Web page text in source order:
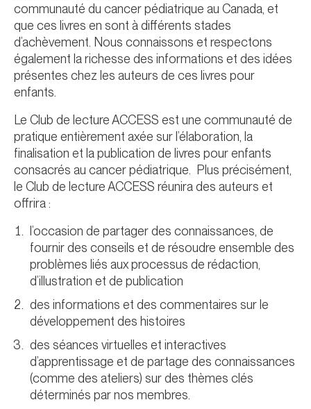
communauté du cancer pédiatrique au Canada, et
que ces livres en sont à différents stades
d’achèvement. Nous connaissons et respectons
également la richesse des informations et des idées
présentes chez les auteurs de ces livres pour
enfants.
Le Club de lecture ACCESS est une communauté de
pratique entièrement axée sur l’élaboration, la
finalisation et la publication de livres pour enfants
consacrés au cancer pédiatrique. Plus précisément,
le Club de lecture ACCESS réunira des auteurs et
offrira :
l’occasion de partager des connaissances, de
fournir des conseils et de résoudre ensemble des
problèmes liés aux processus de rédaction,
d’illustration et de publication
des informations et des commentaires sur le
développement des histoires
des séances virtuelles et interactives
d’apprentissage et de partage des connaissances
(comme des ateliers) sur des thèmes clés
déterminés par nos membres.